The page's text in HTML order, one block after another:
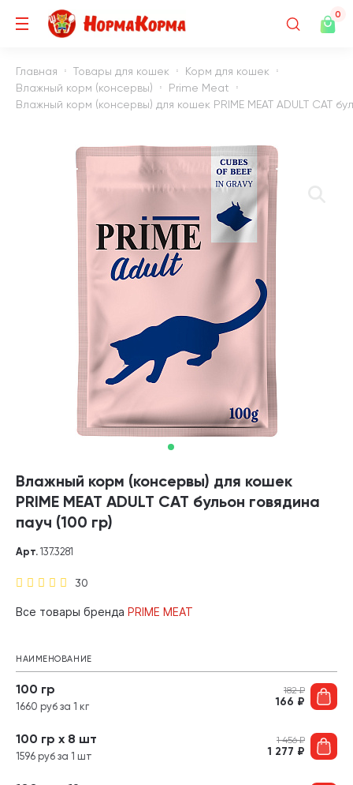
0
Главная Товары для кошек
Корм для кошек
Влажный корм (консервы)
Prime Meat
Влажный корм (консервы) для кошек PRIME MEAT ADULT CAT
Влажный корм (консервы) для кошек
PRIME MEAT ADULT CAT бульон говядина
пауч (100 гр)
30
Арт. 137.3281
Все товары бренда PRIME MEAT
НАИМЕНОВАНИЕ
100 гр
1660 руб за 1 кг
182₽
166 ₽
100 гр х 8 шт
1596 руб за 1 шт
1 456₽
1 277 ₽